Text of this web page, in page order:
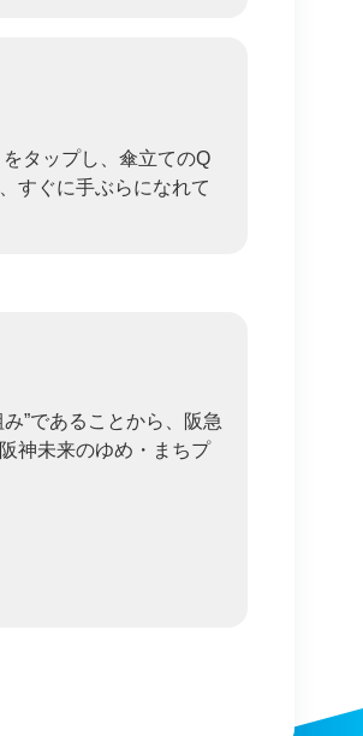
タップし、傘立てのQ
すぐに手ぶらになれて
”であることから、阪急
神未来のゆめ・まちプ